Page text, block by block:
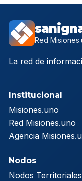
Red
La red de
Institucional
Misiones.uno
Red Misiones.uno
Agencia
Nodos
Nodos Territoriales